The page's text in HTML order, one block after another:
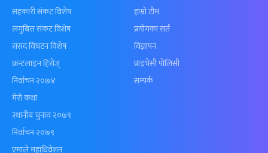
सहकारी संकट विशेष
लगुबित्त संकट विशेष
संसद विघटन विशेष
फ्रन्टलाइन हिरोज्
निर्वाचन २०७४
मेरो कथा
स्थानीय चुनाव २०७९
निर्वाचन २०७९
एमाले महाधिवेशन
हाम्रो टीम
प्रयोगका सर्त
विज्ञापन
प्राइभेसी पोलिसी
सम्पर्क